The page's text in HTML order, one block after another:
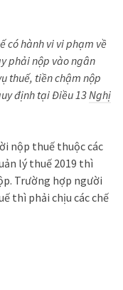
có hành vi vi phạm về
phải nộp vào ngân
thuế, tiền chậm nộp
định tại Điều 13Nghị
nộp thuế thuộc các
lý thuế 2019 thì
Trường hợp người
thì phải chịu các chế